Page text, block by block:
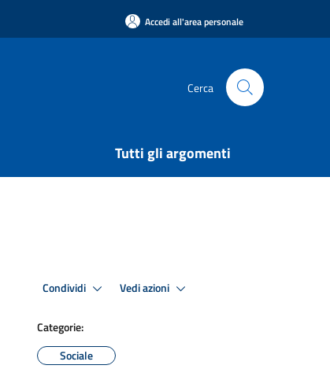
Accedi all'area personale
Cerca
Tutti gli argomenti
Condividi Vedi azioni
Categorie:
Sociale